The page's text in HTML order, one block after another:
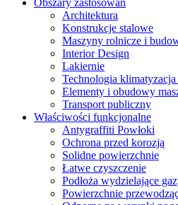
Architektura
Konstrukcje stalowe
Maszyny rolnicze i
Interior Design
Lakiernie
Technologia
Elementy i obudowy
Transport publiczny
Właściwości funkcjonalne
Antygraffiti Powłoki
Ochrona przed korozją
Solidne powierzchnie
Łatwe czyszczenie
Podłoża wydzielające
Powierzchnie